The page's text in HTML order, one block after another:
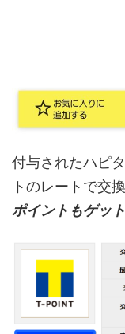
付与されたハピ
トのレートで交
ポイントもゲッ